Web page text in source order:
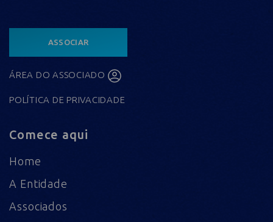
ASSOCIAR
ÁREA DO ASSOCIADO
POLÍTICA DE PRIVACIDADE
Comece aqui
Home
A Entidade
Associados